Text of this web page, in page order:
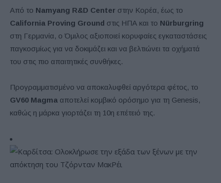
Από το Namyang R&D Center στην Κορέα, έως το
California Proving Ground στις ΗΠΑ και το Nürburgring
στη Γερμανία, ο Όμιλος αξιοποιεί κορυφαίες εγκαταστάσεις
παγκοσμίως για να δοκιμάζει και να βελτιώνει τα οχήματά
του στις πιο απαιτητικές συνθήκες.
Προγραμματισμένο να αποκαλυφθεί αργότερα φέτος, το
GV60 Magma αποτελεί κομβικό ορόσημο για τη Genesis,
καθώς η μάρκα γιορτάζει τη 10η επέτειό της.